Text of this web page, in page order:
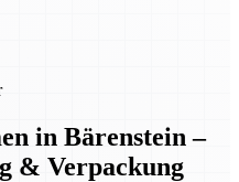
in Bärenstein –
& Verpackung